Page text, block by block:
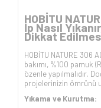
HOBİTU
İp Nasıl
Dikkat
HOBİTU NATURE 306
bakımı, %100 pamuk (
özenle yapılmalıdır.
projelerinizin ömrünü
Yıkama ve Kurutma: